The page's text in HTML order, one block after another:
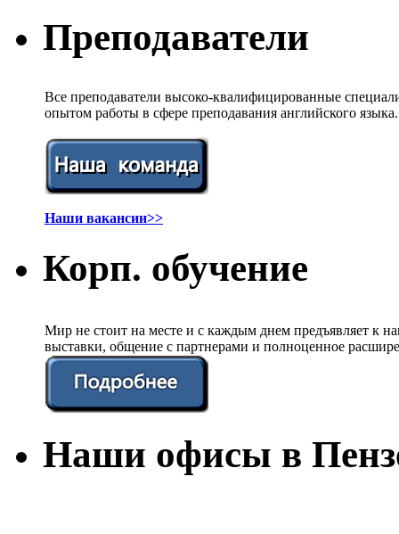
Преподаватели
Все преподаватели высоко-квалифицированные
опытом работы в сфере преподавания английского языка.
Наши вакансии>>
Корп. обучение
Мир не стоит на месте и с каждым днем предъявляет к
выставки, общение с партнерами и полноценное
Наши офисы в